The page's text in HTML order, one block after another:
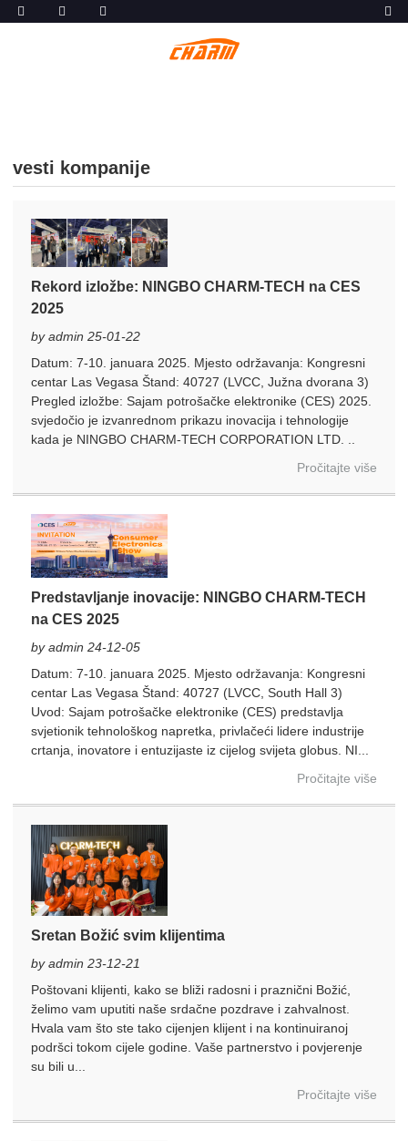
vesti kompanije
Rekord izložbe: NINGBO CHARM-TECH na CES
2025
by admin 25-01-22
Datum: 7-10. januara 2025. Mjesto održavanja: Kongresni
centar Las Vegasa Štand: 40727 (LVCC, Južna dvorana 3)
Pregled izložbe: Sajam potrošačke elektronike (CES) 2025.
svjedočio je izvanrednom prikazu inovacija i tehnologije
kada je NINGBO CHARM-TECH CORPORATION LTD. ..
Pročitajte više
Predstavljanje inovacije: NINGBO CHARM-TECH
na CES 2025
by admin 24-12-05
Datum: 7-10. januara 2025. Mjesto održavanja: Kongresni
centar Las Vegasa Štand: 40727 (LVCC, South Hall 3)
Uvod: Sajam potrošačke elektronike (CES) predstavlja
svjetionik tehnološkog napretka, privlačeći lidere industrije
crtanja, inovatore i entuzijaste iz cijelog svijeta globus. NI...
Pročitajte više
Sretan Božić svim klijentima
by admin 23-12-21
Poštovani klijenti, kako se bliži radosni i praznični Božić,
želimo vam uputiti naše srdačne pozdrave i zahvalnost.
Hvala vam što ste tako cijenjen klijent i na kontinuiranoj
podršci tokom cijele godine. Vaše partnerstvo i povjerenje
su bili u...
Pročitajte više